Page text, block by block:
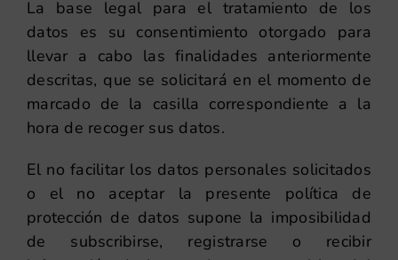
La base legal para el tratamiento de los
datos es su consentimiento otorgado para
llevar a cabo las finalidades anteriormente
descritas, que se solicitará en el momento de
marcado de la casilla correspondiente a la
hora de recoger sus datos.
El no facilitar los datos personales solicitados
o el no aceptar la presente política de
protección de datos supone la imposibilidad
de subscribirse, registrarse o recibir